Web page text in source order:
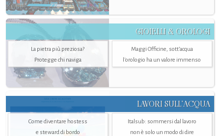
GIOIELLI & OROLOGI
La pietra più preziosa?
Protegge chi naviga
Maggi Officine, sott’acqua
l'orologio ha un valore immenso
LAVORI SULL’ACQUA
Come diventare hostess
e steward di bordo
Italsub: sommersi dal lavoro
non è solo un modo di dire